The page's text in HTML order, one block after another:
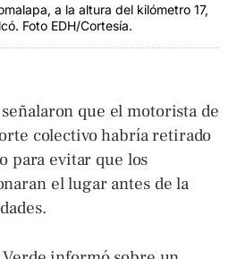
a la altura del kilómetro 17,
Foto EDH/Cortesía.
que el motorista de
colectivo habría retirado
para evitar que los
el lugar antes de la